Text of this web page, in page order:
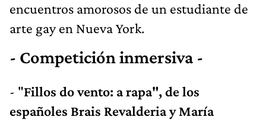
encuentros amorosos de un estudiante de
arte gay en Nueva York.
- Competición inmersiva -
- "Fillos do vento: a rapa", de los
españoles Brais Revalderia y María